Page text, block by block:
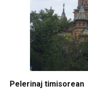
Pelerinaj timisorean